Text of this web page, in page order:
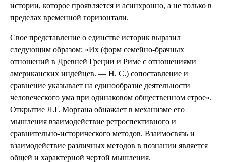
истории, которое проявляется и асинхронно, а не только в
пределах временной горизонтали.
Свое представление о единстве историк выразил
следующим образом: «Их (форм семейно-брачных
отношений в Древней Греции и Риме с отношениями
американских индейцев. — Н. С.) сопоставление и
сравнение указывает на единообразие деятельности
человеческого ума при одинаковом общественном строе».
Открытие Л.Г. Моргана обнажает в механизме его
мышления взаимодействие ретроспективного и
сравнительно-исторического методов. Взаимосвязь и
взаимодействие различных методов в познании является
общей и характерной чертой мышления.